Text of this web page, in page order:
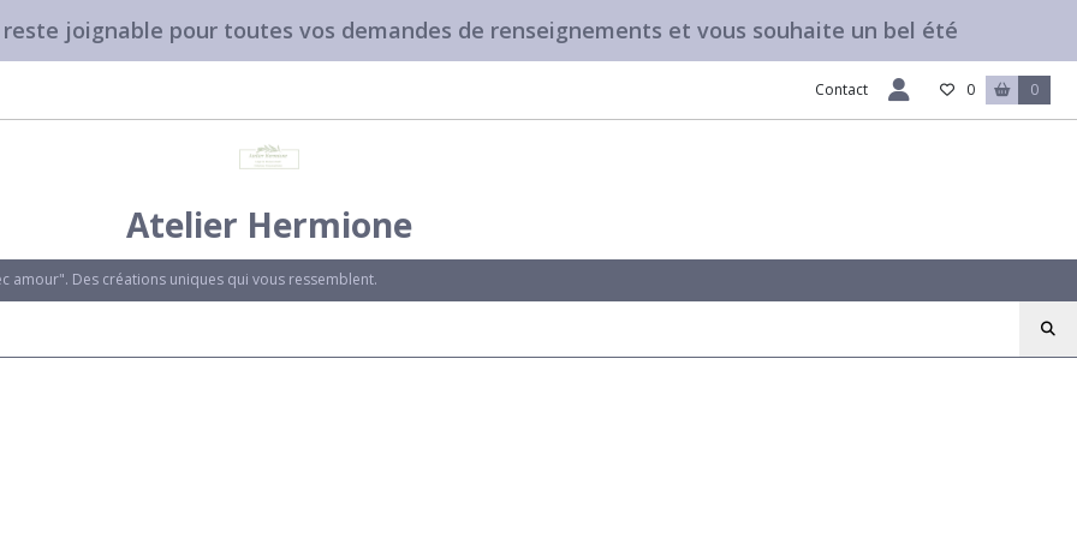
joignable pour toutes vos demandes de renseignements et vous souhaite un bel été
Contact 0 0
Atelier Hermione
amour". Des créations uniques qui vous ressemblent.